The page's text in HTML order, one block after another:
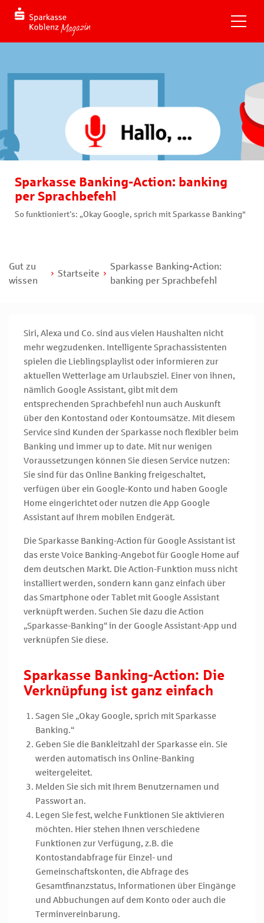
Sparkasse Banking-Action: banking
per Sprachbefehl
So funktioniert's: „Okay Google, sprich mit Sparkasse Banking“
Gut zu
wissen
Startseite
Sparkasse Banking-Action:
banking per Sprachbefehl
Siri, Alexa und Co. sind aus vielen Haushalten nicht
mehr wegzudenken. Intelligente Sprachassistenten
spielen die Lieblingsplaylist oder informieren zur
aktuellen Wetterlage am Urlaubsziel. Einer von ihnen,
nämlich Google Assistant, gibt mit dem
entsprechenden Sprachbefehl nun auch Auskunft
über den Kontostand oder Kontoumsätze. Mit diesem
Service sind Kunden der Sparkasse noch flexibler beim
Banking und immer up to date. Mit nur wenigen
Voraussetzungen können Sie diesen Service nutzen:
Sie sind für das Online Banking freigeschaltet,
verfügen über ein Google-Konto und haben Google
Home eingerichtet oder nutzen die App Google
Assistant auf Ihrem mobilen Endgerät.
Die Sparkasse Banking-Action für Google Assistant ist
das erste Voice Banking-Angebot für Google Home auf
dem deutschen Markt. Die Action-Funktion muss nicht
installiert werden, sondern kann ganz einfach über
das Smartphone oder Tablet mit Google Assistant
verknüpft werden. Suchen Sie dazu die Action
„Sparkasse-Banking“ in der Google Assistant-App und
verknüpfen Sie diese.
Sparkasse Banking-Action: Die
Verknüpfung ist ganz einfach
Sagen Sie „Okay Google, sprich mit Sparkasse
Banking.“
Geben Sie die Bankleitzahl der Sparkasse ein. Sie
werden automatisch ins Online-Banking
weitergeleitet.
Melden Sie sich mit Ihrem Benutzernamen und
Passwort an.
Legen Sie fest, welche Funktionen Sie aktivieren
möchten. Hier stehen Ihnen verschiedene
Funktionen zur Verfügung, z.B. die
Kontostandabfrage für Einzel- und
Gemeinschaftskonten, die Abfrage des
Gesamtfinanzstatus, Informationen über Eingänge
und Abbuchungen auf dem Konto oder auch die
Terminvereinbarung.